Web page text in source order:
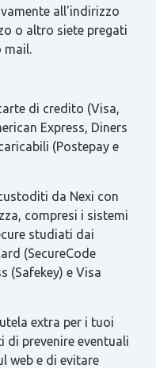
all'indirizzo
o altro siete pregati
di credito (Visa,
Express, Diners
(Postepay e
da Nexi con
compresi i sistemi
studiati dai
(SecureCode
(Safekey) e Visa
extra per i tuoi
prevenire eventuali
web e di evitare